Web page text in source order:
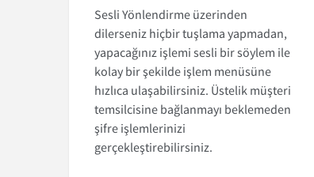
Sesli Yönlendirme üzerinden
dilerseniz hiçbir tuşlama yapmadan,
yapacağınız işlemi sesli bir söylem ile
kolay bir şekilde işlem menüsüne
hızlıca ulaşabilirsiniz. Üstelik müşteri
temsilcisine bağlanmayı beklemeden
şifre işlemlerinizi
gerçekleştirebilirsiniz.